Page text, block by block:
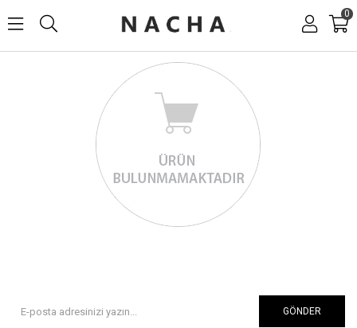
0
GÖNDER